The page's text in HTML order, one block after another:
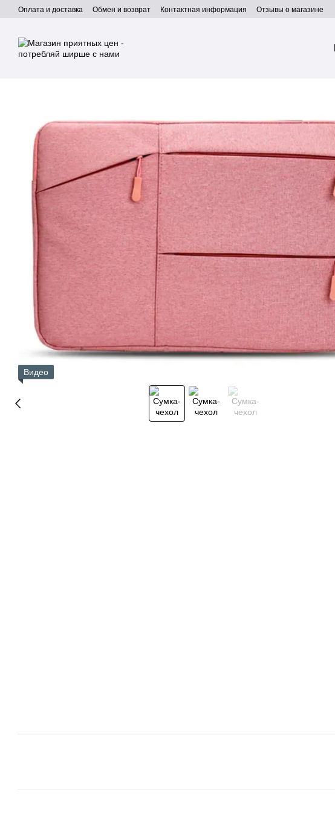
Перейти к основному контенту
Оплата и доставка Обмен и возврат Контактная информация Отзывы о магазине
Видео